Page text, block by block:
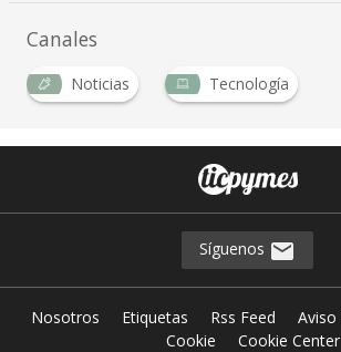
Canales
Noticias Tecnología
Síguenos
Nosotros Etiquetas Rss Feed Aviso
Cookie
Cookie Center